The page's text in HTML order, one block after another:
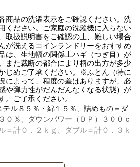
商品の洗濯表示をご確認ください。洗
ください。ご家庭の洗濯機に入らない
取扱説明書をご確認の上、難しい場合
が洗えるコインランドリーをおすすめ
は、生地幅の関係上ハギ（つぎ目）が
また裁断の都合により柄の出方が多少
じめご了承ください。※ふとん（特に
によって、程度の差はありますが、必
や弾力性がだんだんなくなる状態）が
。ご了承ください。
ル８５％・綿１５％、詰めもの＝ダ
０％、ダウンパワー（ＤＰ）３００ｃ
＝計０．２ｋｇ、ダブル＝計０．３ｋ